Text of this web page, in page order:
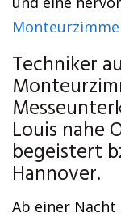
Techniker
Louis nahe
begeistert
Hannover.
Ab einer